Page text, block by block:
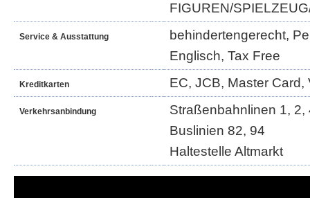
FIGUREN/
Service & Ausstattung
behindertengerecht,
Englisch, Tax Free
Kreditkarten EC, JCB, Master Card,
Verkehrsanbindung
Straßenbahnlinen 1, 2,
Buslinien 82, 94
Haltestelle Altmarkt